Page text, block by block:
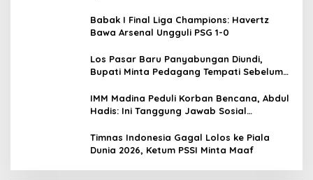
Babak I Final Liga Champions: Havertz
Bawa Arsenal Ungguli PSG 1-0
Los Pasar Baru Panyabungan Diundi,
Bupati Minta Pedagang Tempati Sebelum
IMM Madina Peduli Korban Bencana, Abdul
Hadis: Ini Tanggung Jawab Sosial
Timnas Indonesia Gagal Lolos ke Piala
Dunia 2026, Ketum PSSI Minta Maaf